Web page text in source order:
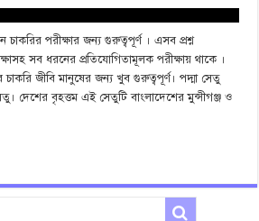
চাকরির পরীক্ষার জন্য গুরুত্বপূর্ণ । এসব প্রশ্ন
সব ধরনের প্রতিযোগিতামূলক পরীক্ষায় থাকে ।
জীবি মানুষের জন্য খুব গুরুত্বপূর্ণ। পদ্মা সেতু
দেশের বৃহত্তম এই সেতুটি বাংলাদেশের মুন্সীগঞ্জ ও